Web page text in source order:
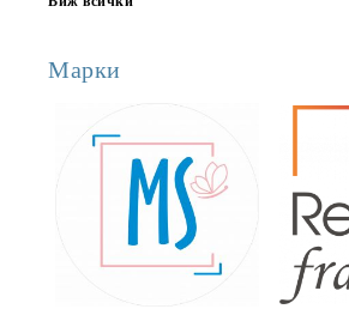
Марки